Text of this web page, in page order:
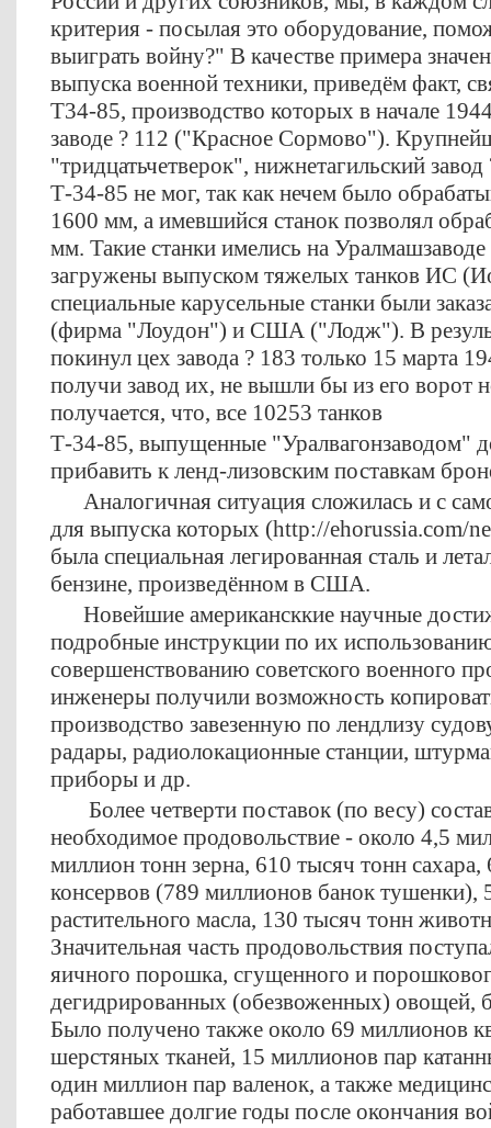
критерия - посылая это оборудование,
выиграть войну?" В качестве примера
выпуска военной техники, приведём факт,
Т34-85, производство которых в начале
заводе ? 112 ("Красное Сормово").
"тридцатьчетверок", нижнетагильский
Т-34-85 не мог, так как нечем было
1600 мм, а имевшийся станок позволял
мм. Такие станки имелись на
загружены выпуском тяжелых танков ИС
специальные карусельные станки были
(фирма "Лоудон") и США ("Лодж"). В
покинул цех завода ? 183 только 15 марта
получи завод их, не вышли бы из его ворот
получается, что, все 10253 танков
Т-34-85, выпущенные "Уралвагонзаводом"
прибавить к ленд-лизовским поставкам
Аналогичная ситуация сложилась и с
для выпуска которых (http://ehorussia.com/
была специальная легированная сталь и
бензине, произведённом в США.
Новейшие американсккие научные
подробные инструкции по их
совершенствованию советского военного
инженеры получили возможность
производство завезенную по лендлизу
радары, радиолокационные станции,
приборы и др.
Более четверти поставок (по весу)
необходимое продовольствие - около 4,5
миллион тонн зерна, 610 тысяч тонн
консервов (789 миллионов банок тушенки),
растительного масла, 130 тысяч тонн
Значительная часть продовольствия
яичного порошка, сгущенного и
дегидрированных (обезвоженных) овощей,
Было получено также около 69 миллионов
шерстяных тканей, 15 миллионов пар
один миллион пар валенок, а также
работавшее долгие годы после окончания